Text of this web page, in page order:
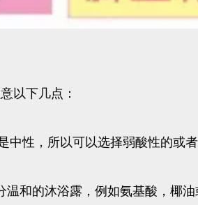
以下几点：
性，所以可以选择弱酸性的或者
和的沐浴露，例如氨基酸，椰油